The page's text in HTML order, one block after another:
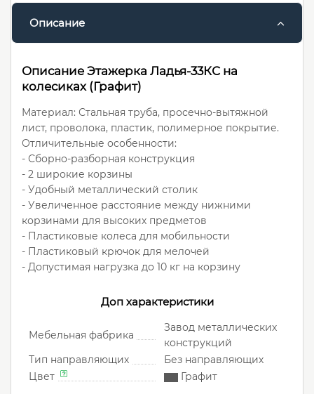
Описание
Описание Этажерка Ладья-33КС на
колесиках (Графит)
Материал: Стальная труба, просечно-вытяжной
лист, проволока, пластик, полимерное покрытие.
Отличительные особенности:
- Сборно-разборная конструкция
- 2 широкие корзины
- Удобный металлический столик
- Увеличенное расстояние между нижними
корзинами для высоких предметов
- Пластиковые колеса для мобильности
- Пластиковый крючок для мелочей
- Допустимая нагрузка до 10 кг на корзину
Доп характеристики
Мебельная фабрика
Завод металлических
конструкций
Тип направляющих
Без направляющих
Цвет
Графит